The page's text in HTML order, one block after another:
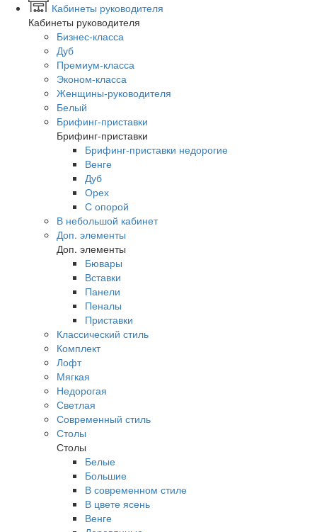
Кабинеты руководителя
Кабинеты руководителя
Бизнес-класса
Дуб
Премиум-класса
Эконом-класса
Женщины-руководителя
Белый
Брифинг-приставки
Брифинг-приставки
Брифинг-приставки недорогие
Венге
Дуб
Орех
С опорой
В небольшой кабинет
Доп. элементы
Доп. элементы
Бювары
Вставки
Панели
Пеналы
Приставки
Классический стиль
Комплект
Лофт
Мягкая
Недорогая
Светлая
Современный стиль
Столы
Столы
Белые
Большие
В современном стиле
В цвете ясень
Венге